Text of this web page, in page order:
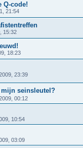
Q-code!
21:54
15:32
18:23
23:39
seinsleutel?
00:12
10:54
03:09